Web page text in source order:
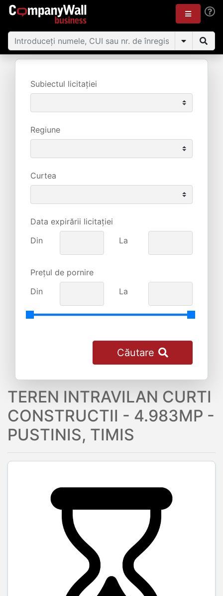
Subiectul licitației
Regiune
Curtea
Data expirării licitației
Din
La
Prețul de pornire
Din
La
Căutare
TEREN INTRAVILAN CURTI
CONSTRUCTII - 4.983MP -
PUSTINIS, TIMIS